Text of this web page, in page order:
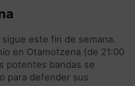
este fin de semana.
en Otamotzena (de 21:00
potentes bandas se
para defender sus